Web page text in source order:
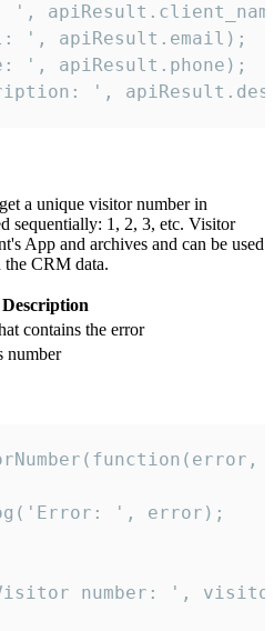
',
', apiResult.email);
', apiResult.phone);
',
a unique visitor number in
sequentially: 1, 2, 3, etc. Visitor
App and archives and can be used
the CRM data.
Description
contains the error
number
', error);
number: ',